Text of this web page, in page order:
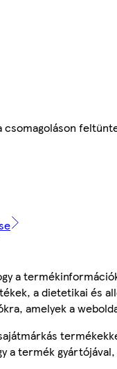
csomagoláson
a
a dietetikai és
amelyek a
a termék